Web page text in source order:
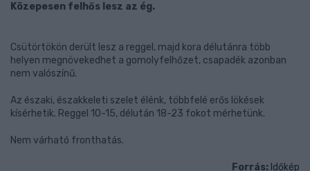
Közepesen felhős lesz az ég.
Csütörtökön derült lesz a reggel, majd kora délutánra több
helyen megnövekedhet a gomolyfelhőzet, csapadék azonban
nem valószínű.
Az északi, északkeleti szelet élénk, többfelé erős lökések
kísérhetik. Reggel 10-15, délután 18-23 fokot mérhetünk.
Nem várható fronthatás.
Forrás: Időkép